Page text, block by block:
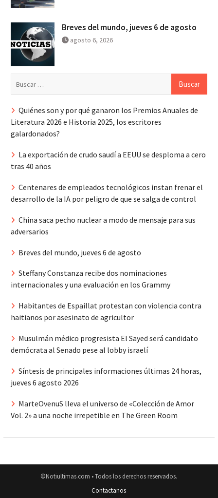
Breves del mundo, jueves 6 de agosto
agosto 6, 2026
Quiénes son y por qué ganaron los Premios Anuales de
Literatura 2026 e Historia 2025, los escritores
galardonados?
La exportación de crudo saudí a EEUU se desploma a cero
tras 40 años
Centenares de empleados tecnológicos instan frenar el
desarrollo de la IA por peligro de que se salga de control
China saca pecho nuclear a modo de mensaje para sus
adversarios
Breves del mundo, jueves 6 de agosto
Steffany Constanza recibe dos nominaciones
internacionales y una evaluación en los Grammy
Habitantes de Espaillat protestan con violencia contra
haitianos por asesinato de agricultor
Musulmán médico progresista El Sayed será candidato
demócrata al Senado pese al lobby israelí
Síntesis de principales informaciones últimas 24 horas,
jueves 6 agosto 2026
MarteOvenuS lleva el universo de «Colección de Amor
Vol. 2» a una noche irrepetible en The Green Room
©Notiultimas.com • Todos los derechos reservados.
Contactanos